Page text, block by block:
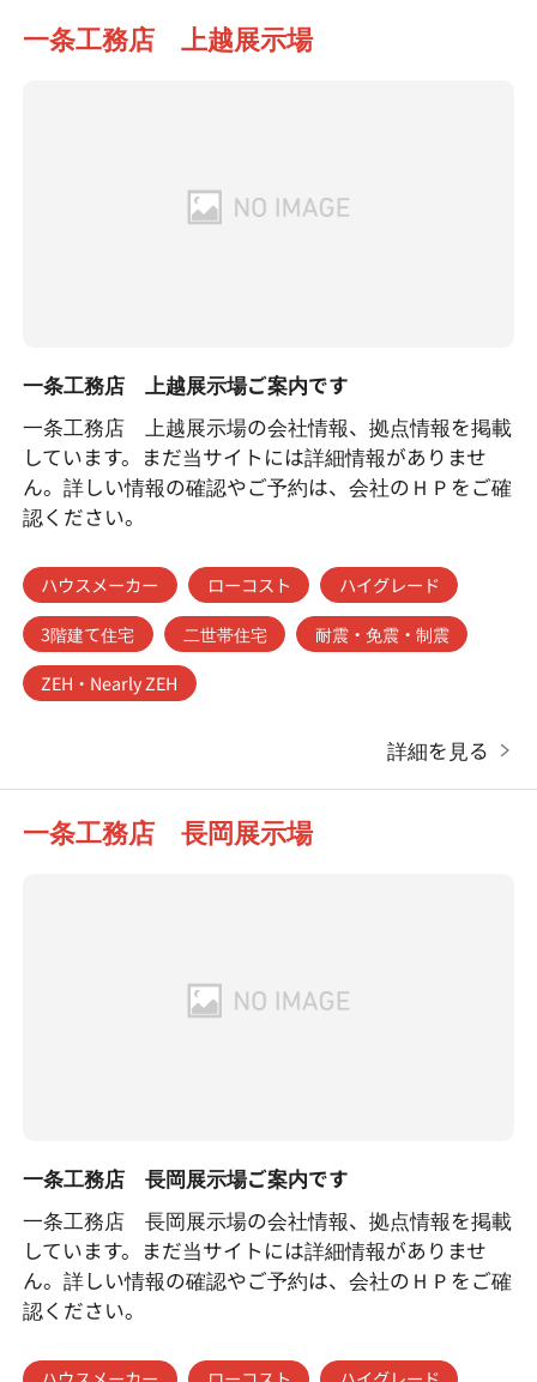
一条工務店 上越展示場
一条工務店 上越展示場ご案内です
一条工務店 上越展示場の会社情報、拠点情報を掲載
しています。まだ当サイトには詳細情報がありませ
ん。詳しい情報の確認やご予約は、会社のＨＰをご確
認ください。
ハウスメーカー ローコスト
ハイグレード
3階建て住宅
二世帯住宅
耐震・免震・制震
ZEH・Nearly ZEH
詳細を見る
一条工務店 長岡展示場
一条工務店 長岡展示場ご案内です
一条工務店 長岡展示場の会社情報、拠点情報を掲載
しています。まだ当サイトには詳細情報がありませ
ん。詳しい情報の確認やご予約は、会社のＨＰをご確
認ください。